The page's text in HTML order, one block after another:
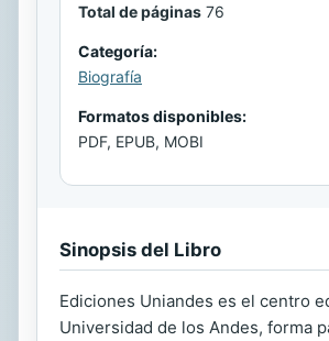
Total de páginas 76
Categoría:
Biografía
Formatos disponibles:
PDF, EPUB, MOBI
Sinopsis del Libro
Ediciones Uniandes es el centro
Universidad de los Andes, forma